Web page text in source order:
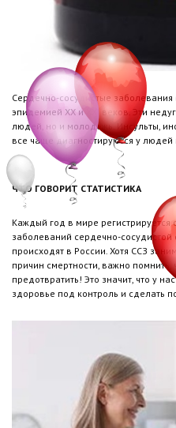
Сердечно-сосудистые заболевания
эпидемией XX и XXI веков. Эти
людей, но и молодежь. Инсульты,
все чаще диагностируются у
ЧТО ГОВОРИТ СТАТИСТИКА
Каждый год в мире регистрируется
заболеваний сердечно-сосудистой
происходят в России. Хотя ССЗ
причин смертности, важно помнить,
предотвратить! Это значит, что у
здоровье под контроль и сделать